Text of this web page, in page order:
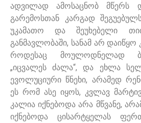
ადვილად ამოსაცნობ მწერს
გარემოსთან კარგად
უკამათო და შეუხებელი
განმავლობაში, სანამ არ დაიწყო
როდესაც მოულოდნელად
„იცვალეს ძალა“, და ეხლა
ევოლუციური წნეხი, არამედ
ეს რომ ასე იყოს, კვლავ
კალია იქნებოდა არა მწვანე,
იქნებოდა ცისარტყელას